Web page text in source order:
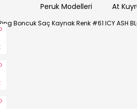
Peruk Modelleri At